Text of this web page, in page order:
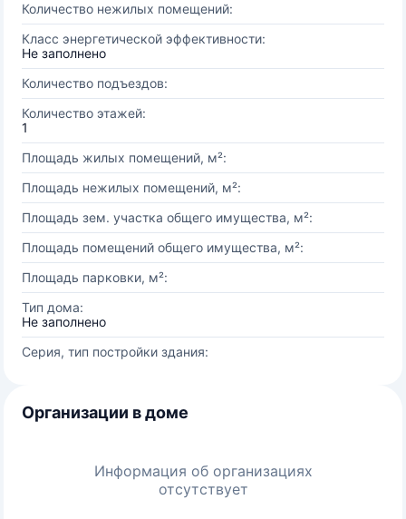
Количество нежилых помещений:
Класс энергетической эффективности:
Не заполнено
Количество подъездов:
Количество этажей:
1
Площадь жилых помещений, м²:
Площадь нежилых помещений, м²:
Площадь зем. участка общего имущества, м²:
Площадь помещений общего имущества, м²:
Площадь парковки, м²:
Тип дома:
Не заполнено
Серия, тип постройки здания:
Организации в доме
Информация об организациях
отсутствует